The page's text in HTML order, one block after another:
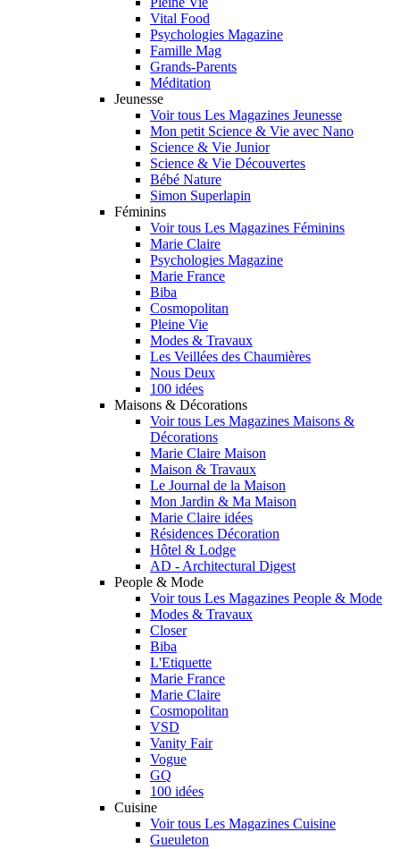
Vital Food
Psychologies Magazine
Famille Mag
Grands-Parents
Méditation
Jeunesse
Voir tous Les Magazines Jeunesse
Mon petit Science & Vie avec Nano
Science & Vie Junior
Science & Vie Découvertes
Bébé Nature
Simon Superlapin
Féminins
Voir tous Les Magazines Féminins
Marie Claire
Psychologies Magazine
Marie France
Biba
Cosmopolitan
Pleine Vie
Modes & Travaux
Les Veillées des Chaumières
Nous Deux
100 idées
Maisons & Décorations
Voir tous Les Magazines Maisons &
Décorations
Marie Claire Maison
Maison & Travaux
Le Journal de la Maison
Mon Jardin & Ma Maison
Marie Claire idées
Résidences Décoration
Hôtel & Lodge
AD - Architectural Digest
People & Mode
Voir tous Les Magazines People & Mode
Modes & Travaux
Closer
Biba
L'Etiquette
Marie France
Marie Claire
Cosmopolitan
VSD
Vanity Fair
Vogue
GQ
100 idées
Cuisine
Voir tous Les Magazines Cuisine
Gueuleton